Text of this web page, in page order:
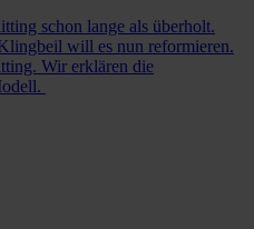
schon lange als überholt.
will es nun reformieren.
Wir erklären die